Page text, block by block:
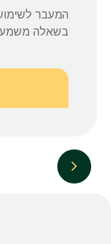
המעבר
בשאלה